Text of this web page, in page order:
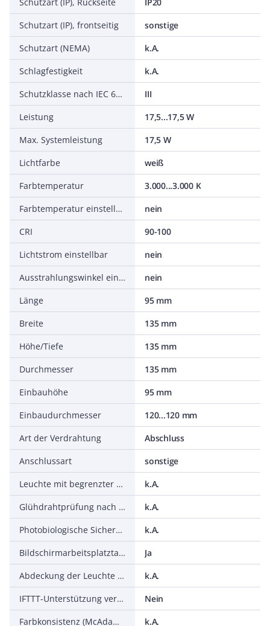
Schutzart (IP), frontseitig
sonstige
Schutzart (NEMA)
k.A.
Schlagfestigkeit
k.A.
Schutzklasse nach IEC 61140
III
Leistung
17,5...17,5 W
Max. Systemleistung
17,5 W
Lichtfarbe
weiß
Farbtemperatur
3.000...3.000 K
Farbtemperatur einstellbar
nein
CRI
90-100
Lichtstrom einstellbar
nein
Ausstrahlungswinkel einstellbar
nein
Länge
95 mm
Breite
135 mm
Höhe/Tiefe
135 mm
Durchmesser
135 mm
Einbauhöhe
95 mm
Einbaudurchmesser
120...120 mm
Art der Verdrahtung
Abschluss
Anschlussart
sonstige
Leuchte mit begrenzter Oberflächentemperatur D-Zeichen nach EN 60598-2-24
k.A.
Glühdrahtprüfung nach IEC 60695-2-11
k.A.
Photobiologische Sicherheit nach EN 62471
k.A.
Bildschirmarbeitsplatztauglich nach EN 12464-1
Ja
Abdeckung der Leuchte mit Wärmedämmmaterial möglich
k.A.
IFTTT-Unterstützung verfügbar
Nein
Farbkonsistenz (McAdam-Ellipse)
k.A.